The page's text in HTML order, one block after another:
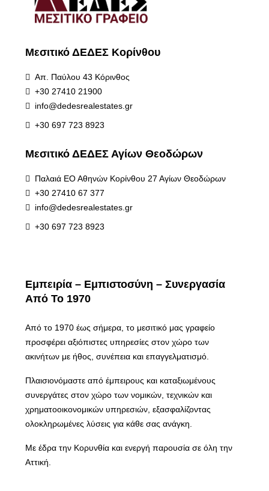
Μεσιτικό ΔΕΔΕΣ Κορίνθου
Απ. Παύλου 43 Κόρινθος
+30 27410 21900
info@dedesrealestates.gr
+30 697 723 8923
Μεσιτικό ΔΕΔΕΣ Αγίων Θεοδώρων
Παλαιά ΕΟ Αθηνών Κορίνθου 27 Αγίων Θεοδώρων
+30 27410 67 377
info@dedesrealestates.gr
+30 697 723 8923
Εμπειρία – Εμπιστοσύνη – Συνεργασία
Από Το 1970
Από το 1970 έως σήμερα, το μεσιτικό μας γραφείο
προσφέρει αξιόπιστες υπηρεσίες στον χώρο των
ακινήτων με ήθος, συνέπεια και επαγγελματισμό.
Πλαισιονόμαστε από έμπειρους και καταξιωμένους
συνεργάτες στον χώρο των νομικών, τεχνικών και
χρηματοοικονομικών υπηρεσιών, εξασφαλίζοντας
ολοκληρωμένες λύσεις για κάθε σας ανάγκη.
Με έδρα την Κορυνθία και ενεργή παρουσία σε όλη την
Αττική.